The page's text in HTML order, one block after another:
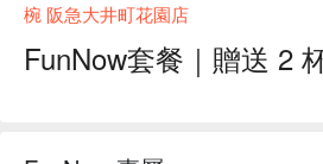
椀 阪急大井町花園店
FunNow套餐｜贈送 2